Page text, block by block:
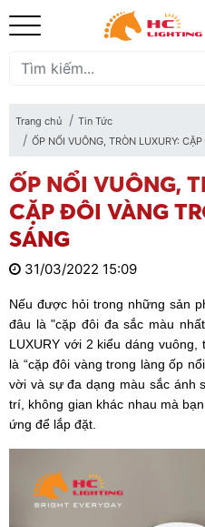
Trang chủ
Tin Tức
ỐP NỔI VUÔNG, TRÒN LUXURY:
ỐP NỔI VUÔNG,
CẶP ĐÔI VÀNG
SÁNG
31/03/2022 15:09
Nếu được hỏi trong những sản
đâu là "cặp đôi đa sắc màu
LUXURY với 2 kiểu dáng
là “cặp đôi vàng trong làng ốp
vời và sự đa dạng màu sắc ánh
trí, không gian khác nhau mà
ứng để lắp đặt.